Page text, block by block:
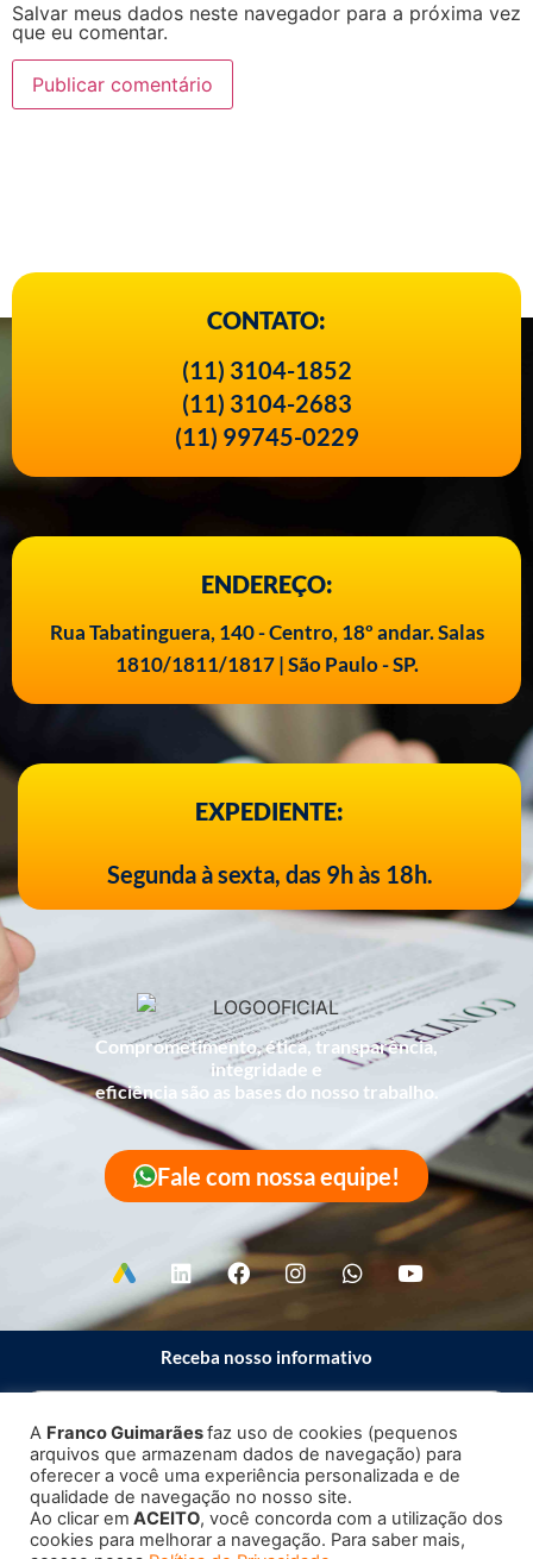
Salvar meus dados neste navegador para a próxima vez
que eu comentar.
CONTATO:
(11) 3104-1852
(11) 3104-2683
(11) 99745-0229
ENDEREÇO:
Rua Tabatinguera, 140 - Centro, 18º andar. Salas
1810/1811/1817 | São Paulo - SP.
EXPEDIENTE:
Segunda à sexta, das 9h às 18h.
Comprometimento, ética, transparência,
integridade e
eficiência são as bases do nosso trabalho.
Fale com nossa equipe!
Receba nosso informativo
Enviar
A Franco Guimarãesfaz uso de cookies (pequenos
arquivos que armazenam dados de navegação) para
oferecer a você uma experiência personalizada e de
qualidade de navegação no nosso site.
Ao clicar em ACEITO, você concorda com a utilização dos
cookies para melhorar a navegação. Para saber mais,